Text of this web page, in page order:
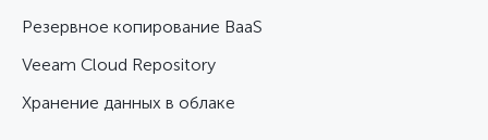
Резервное копирование BaaS
Veeam Cloud Repository
Хранение данных в облаке